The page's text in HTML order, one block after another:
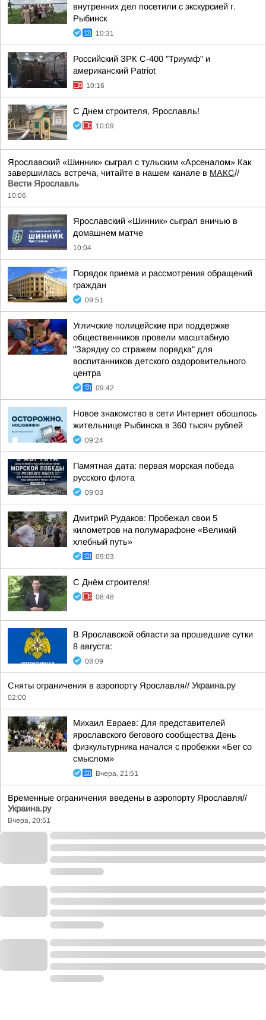
внутренних дел посетили с экскурсией г.
Рыбинск
10:31
Российский ЗРК С-400 "Триумф" и
американский Patriot
10:16
С Днем строителя, Ярославль!
10:09
Ярославский «Шинник» сыграл с тульским «Арсеналом» Как
завершилась встреча, читайте в нашем канале в МАКС//
Вести Ярославль
10:06
Ярославский «Шинник» сыграл вничью в
домашнем матче
10:04
Порядок приема и рассмотрения обращений
граждан
09:51
Угличские полицейские при поддержке
общественников провели масштабную
"Зарядку со стражем порядка" для
воспитанников детского оздоровительного
центра
09:42
Новое знакомство в сети Интернет обошлось
жительнице Рыбинска в 360 тысяч рублей
09:24
Памятная дата: первая морская победа
русского флота
09:03
Дмитрий Рудаков: Пробежал свои 5
километров на полумарафоне «Великий
хлебный путь»
09:03
С Днём строителя!
08:48
В Ярославской области за прошедшие сутки
8 августа:
08:09
Сняты ограничения в аэропорту Ярославля// Украина.ру
02:00
Михаил Евраев: Для представителей
ярославского бегового сообщества День
физкультурника начался с пробежки «Бег со
смыслом»
Вчера, 21:51
Временные ограничения введены в аэропорту Ярославля//
Украина.ру
Вчера, 20:51